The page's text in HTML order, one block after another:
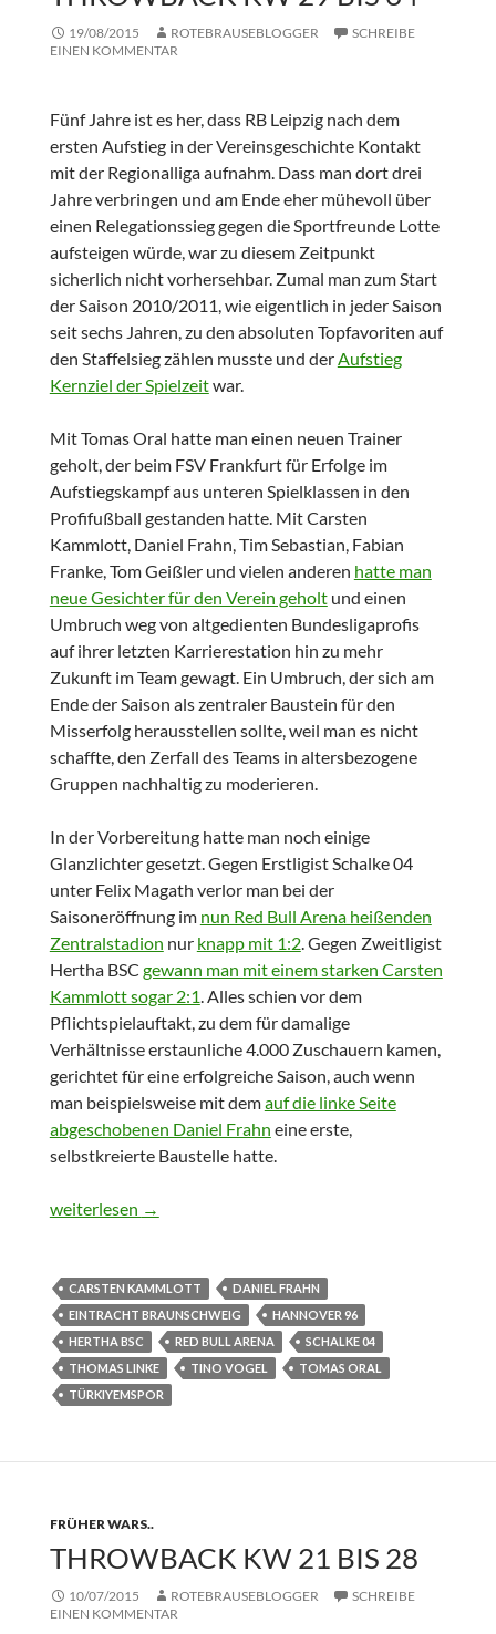
19/08/2015 ROTEBRAUSEBLOGGER
SCHREIBE
EINEN KOMMENTAR
Fünf Jahre ist es her, dass RB Leipzig nach dem
ersten Aufstieg in der Vereinsgeschichte Kontakt
mit der Regionalliga aufnahm. Dass man dort drei
Jahre verbringen und am Ende eher mühevoll über
einen Relegationssieg gegen die Sportfreunde Lotte
aufsteigen würde, war zu diesem Zeitpunkt
sicherlich nicht vorhersehbar. Zumal man zum Start
der Saison 2010/2011, wie eigentlich in jeder Saison
seit sechs Jahren, zu den absoluten Topfavoriten auf
den Staffelsieg zählen musste und derAufstieg
Kernziel der Spielzeitwar.
Mit Tomas Oral hatte man einen neuen Trainer
geholt, der beim FSV Frankfurt für Erfolge im
Aufstiegskampf aus unteren Spielklassen in den
Profifußball gestanden hatte. Mit Carsten
Kammlott, Daniel Frahn, Tim Sebastian, Fabian
Franke, Tom Geißler und vielen anderen hatte man
neue Gesichter für den Verein geholtund einen
Umbruch weg von altgedienten Bundesligaprofis
auf ihrer letzten Karrierestation hin zu mehr
Zukunft im Team gewagt. Ein Umbruch, der sich am
Ende der Saison als zentraler Baustein für den
Misserfolg herausstellen sollte, weil man es nicht
schaffte, den Zerfall des Teams in altersbezogene
Gruppen nachhaltig zu moderieren.
In der Vorbereitung hatte man noch einige
Glanzlichter gesetzt. Gegen Erstligist Schalke 04
unter Felix Magath verlor man bei der
Saisoneröffnung im nun Red Bull Arena heißenden
Zentralstadion nur knapp mit 1:2. Gegen Zweitligist
Hertha BSC gewann man mit einem starken Carsten
Kammlott sogar 2:1. Alles schien vor dem
Pflichtspielauftakt, zu dem für damalige
Verhältnisse erstaunliche 4.000 Zuschauern kamen,
gerichtet für eine erfolgreiche Saison, auch wenn
man beispielsweise mit demauf die linke Seite
abgeschobenen Daniel Frahn eine erste,
selbstkreierte Baustelle hatte.
Throwback KW 29 bis 34
weiterlesen →
CARSTEN KAMMLOTT
DANIEL FRAHN
EINTRACHT BRAUNSCHWEIG
HANNOVER 96
HERTHA BSC
RED BULL ARENA
SCHALKE 04
THOMAS LINKE
TINO VOGEL
TOMAS ORAL
TÜRKIYEMSPOR
FRÜHER WARS..
THROWBACK KW 21 BIS 28
10/07/2015 ROTEBRAUSEBLOGGER
SCHREIBE
EINEN KOMMENTAR